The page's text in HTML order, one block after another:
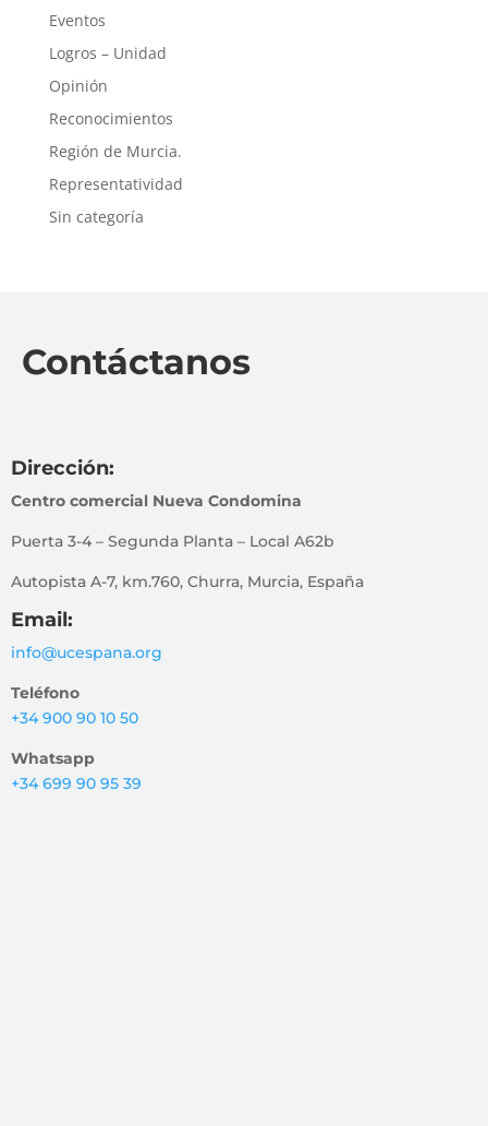
Eventos
Logros – Unidad
Opinión
Reconocimientos
Región de Murcia.
Representatividad
Sin categoría
Contáctanos
Dirección:
Centro comercial Nueva Condomina
Puerta 3-4 – Segunda Planta – Local A62b
Autopista A-7, km.760, Churra, Murcia, España
Email:
info@ucespana.org
Teléfono
+34 900 90 10 50
Whatsapp
+34 699 90 95 39